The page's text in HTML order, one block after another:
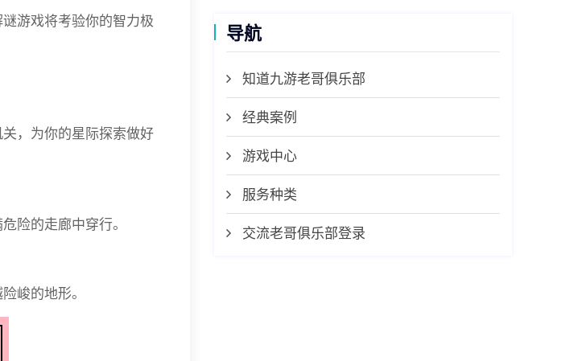
游戏将考验你的智力极
，为你的星际探索做好
险的走廊中穿行。
峻的地形。
导航
知道九游老哥俱乐部
经典案例
游戏中心
服务种类
交流老哥俱乐部登录